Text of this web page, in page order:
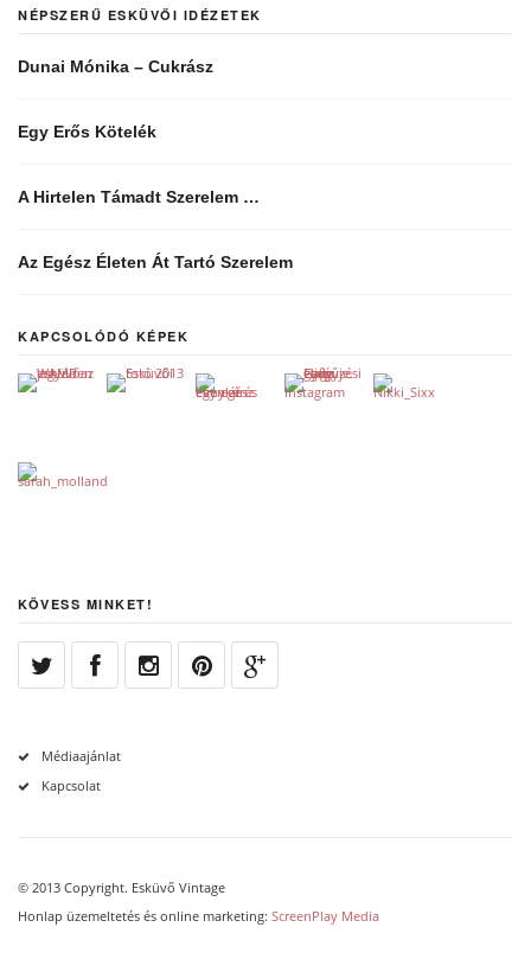
NÉPSZERŰ ESKÜVŐI IDÉZETEK
Dunai Mónika – Cukrász
Egy Erős Kötelék
A Hirtelen Támadt Szerelem …
Az Egész Életen Át Tartó Szerelem
KAPCSOLÓDÓ KÉPEK
KÖVESS MINKET!
Médiaajánlat
Kapcsolat
© 2013 Copyright. Esküvő Vintage
Honlap üzemeltetés és online marketing: ScreenPlay Media